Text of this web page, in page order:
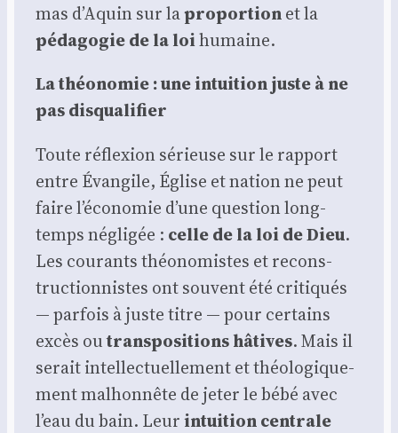
mas d’Aquin sur lapro­por­tionet la
péda­go­gie de la loihumaine.
La théo­no­mie : une intui­tion juste à ne
pas dis­qua­li­fier
Toute réflexion sérieuse sur le rap­port
entre Évan­gile, Église et nation ne peut
faire l’économie d’une ques­tion long­
temps négli­gée : celle de la loi de Dieu.
Les cou­rants théo­no­mistes et recons­
truc­tion­nistes ont sou­vent été cri­ti­qués
— par­fois à juste titre — pour cer­tains
excès outrans­po­si­tions hâtives. Mais il
serait intel­lec­tuel­le­ment et théo­lo­gi­que­
ment mal­hon­nête de jeter le bébé avec
l’eau du bain. Leurintui­tion cen­trale